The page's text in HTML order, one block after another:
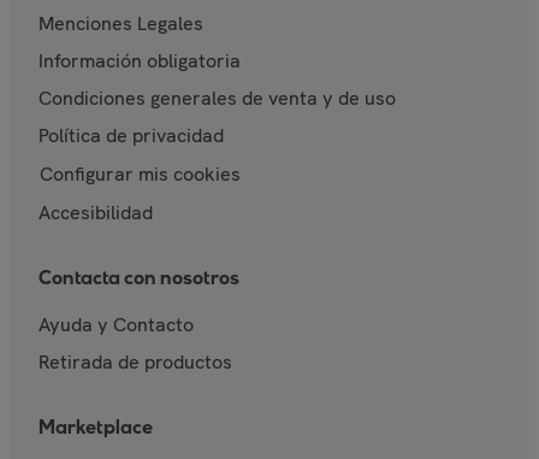
Menciones Legales
Información obligatoria
Condiciones generales de venta y de uso
Política de privacidad
Configurar mis cookies
Accesibilidad
Contacta con nosotros
Ayuda y Contacto
Retirada de productos
Marketplace